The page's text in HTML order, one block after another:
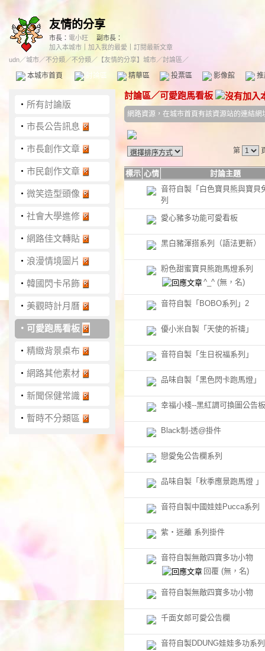
友情的分享
市長： 電小旺
副市長：
加入本城市
加入我的最愛
訂閱最新文章
udn／城市／不分類 ／不分類 ／ 【友情的分享】城市／討論區／
本城市首頁 討論區 精華區 投票區 影像館
‧ 所有討論版
‧ 市長公告訊息
‧ 市長創作文章
‧ 市民創作文章
‧ 微笑造型頭像
‧ 社會大學進修
‧ 網路佳文轉貼
‧ 浪漫情境圖片
‧ 韓國閃卡吊飾
‧ 美觀時計月曆
‧ 可愛跑馬看板
‧ 精緻背景桌布
‧ 網路其他素材
‧ 新聞保健常識
‧ 暫時不分類區
討論區／可愛跑馬看板
網路資源，在城市首頁有該資源站的連結
第
標示 心情
討論主題
音符自製「白色寶貝熊與寶貝
列
愛心豬多功能可愛看板
黑白豬渾搭系列（語法更新）
粉色甜蜜寶貝熊跑馬燈系列
^_^ (無，名)
音符自製「BOBO系列」2
優小米自製「天使的祈禱」
音符自製「生日祝福系列」
品味自製「黑色閃卡跑馬燈」
幸福小棧--黑紅調可換圖公告板
Black制-透@掛件
戀愛兔公告欄系列
品味自製「秋季應景跑馬燈 」
音符自製中國娃娃Pucca系列
紫‧迷離 系列掛件
音符自製無敵四寶多功小物
回覆 (無，名)
音符自製無敵四寶多功小物
千面女郎可愛公告欄
音符自製DDUNG娃娃多功系列